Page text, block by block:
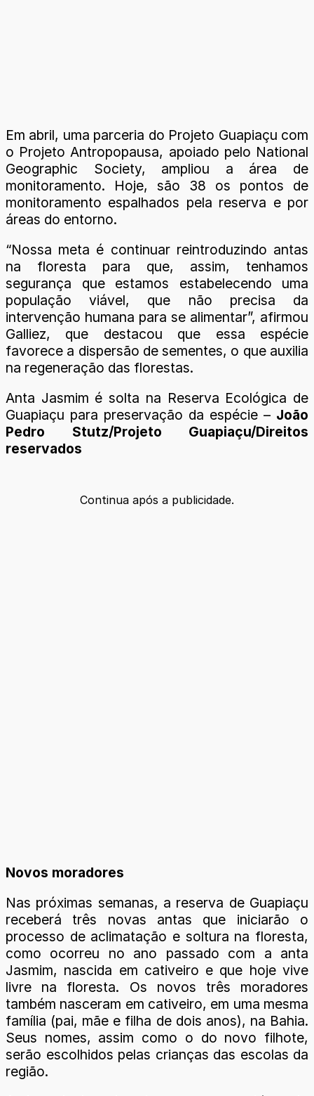
Em abril, uma parceria do Projeto Guapiaçu com
o Projeto Antropopausa, apoiado pelo National
Geographic Society, ampliou a área de
monitoramento. Hoje, são 38 os pontos de
monitoramento espalhados pela reserva e por
áreas do entorno.
“Nossa meta é continuar reintroduzindo antas
na floresta para que, assim, tenhamos
segurança que estamos estabelecendo uma
população viável, que não precisa da
intervenção humana para se alimentar”, afirmou
Galliez, que destacou que essa espécie
favorece a dispersão de sementes, o que auxilia
na regeneração das florestas.
Anta Jasmim é solta na Reserva Ecológica de
Guapiaçu para preservação da espécie – João
Pedro Stutz/Projeto Guapiaçu/Direitos
reservados
Continua após a publicidade.
Novos moradores
Nas próximas semanas, a reserva de Guapiaçu
receberá três novas antas que iniciarão o
processo de aclimatação e soltura na floresta,
como ocorreu no ano passado com a anta
Jasmim, nascida em cativeiro e que hoje vive
livre na floresta. Os novos três moradores
também nasceram em cativeiro, em uma mesma
família (pai, mãe e filha de dois anos), na Bahia.
Seus nomes, assim como o do novo filhote,
serão escolhidos pelas crianças das escolas da
região.